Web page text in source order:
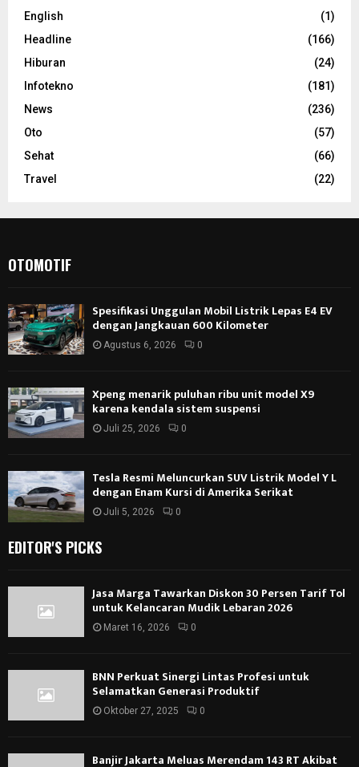
English
(1)
Headline
(166)
Hiburan
(24)
Infotekno
(181)
News
(236)
Oto
(57)
Sehat
(66)
Travel
(22)
OTOMOTIF
Spesifikasi Unggulan Mobil Listrik Lepas E4 EV
dengan Jangkauan 600 Kilometer
Agustus 6, 2026 0
Xpeng menarik puluhan ribu unit model X9
karena kendala sistem suspensi
Juli 25, 2026 0
Tesla Resmi Meluncurkan SUV Listrik Model Y L
dengan Enam Kursi di Amerika Serikat
Juli 5, 2026 0
EDITOR'S PICKS
Jasa Marga Tawarkan Diskon 30 Persen Tarif Tol
untuk Kelancaran Mudik Lebaran 2026
Maret 16, 2026 0
BNN Perkuat Sinergi Lintas Profesi untuk
Selamatkan Generasi Produktif
Oktober 27, 2025 0
Banjir Jakarta Meluas Merendam 143 RT Akibat